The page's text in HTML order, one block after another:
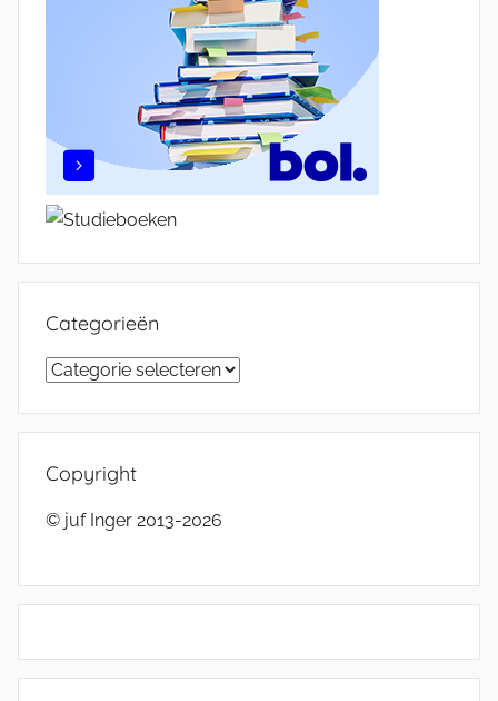
Categorieën
Categorieën
Copyright
© juf Inger 2013-2026